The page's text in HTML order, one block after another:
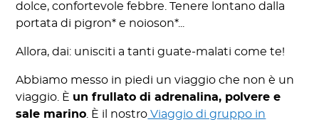
dolce, confortevole febbre. Tenere lontano dalla
portata di pigron* e noioson*...
Allora, dai: unisciti a tanti guate-malati come te!
Abbiamo messo in piedi un viaggio che non è un
viaggio. È un frullato di adrenalina, polvere e
sale marino . È il nostro Viaggio di gruppo in